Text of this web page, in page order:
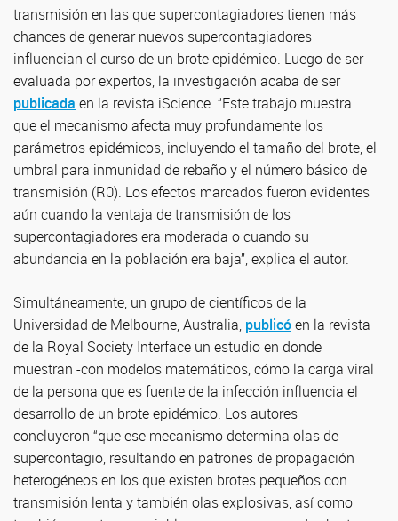
transmisión en las que supercontagiadores tienen más
chances de generar nuevos supercontagiadores
influencian el curso de un brote epidémico. Luego de ser
evaluada por expertos, la investigación acaba de ser
publicada en la revista iScience. “Este trabajo muestra
que el mecanismo afecta muy profundamente los
parámetros epidémicos, incluyendo el tamaño del brote, el
umbral para inmunidad de rebaño y el número básico de
transmisión (R0). Los efectos marcados fueron evidentes
aún cuando la ventaja de transmisión de los
supercontagiadores era moderada o cuando su
abundancia en la población era baja”, explica el autor.
Simultáneamente, un grupo de científicos de la
Universidad de Melbourne, Australia, publicóen la revista
de la Royal Society Interface un estudio en donde
muestran -con modelos matemáticos, cómo la carga viral
de la persona que es fuente de la infección influencia el
desarrollo de un brote epidémico. Los autores
concluyeron “que ese mecanismo determina olas de
supercontagio, resultando en patrones de propagación
heterogéneos en los que existen brotes pequeños con
transmisión lenta y también olas explosivas, así como